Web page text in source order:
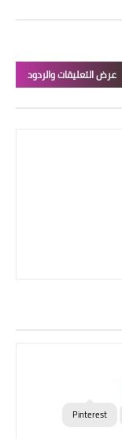
عرض التعليقات والردود
Pinterest